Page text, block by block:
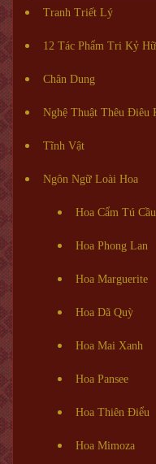
Tranh Triết Lý
12 Tác Phẩm Tri Kỷ
Chân Dung
Nghệ Thuật Thêu Điêu
Tĩnh Vật
Ngôn Ngữ Loài Hoa
Hoa Cẩm Tú Cầu
Hoa Phong Lan
Hoa Marguerite
Hoa Dã Quỳ
Hoa Mai Xanh
Hoa Pansee
Hoa Thiên Điểu
Hoa Mimoza